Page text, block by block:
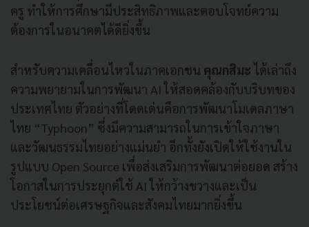
ครู ทำให้การศึกษามีประสิทธิภาพและตอบโจทย์ความ
ต้องการในอนาคตได้ดียิ่งขึ้น
สำหรับความเคลื่อนไหวในภาคเอกชน คุณกสิมะ ได้เล่าถึง
ความพยายามในการพัฒนา AI ให้สอดคล้องกับบริบทของ
ประเทศไทย ตัวอย่างที่โดดเด่นคือการพัฒนาโมเดลภาษา
ไทย “Typhoon” ซึ่งมีความสามารถในการเข้าใจภาษา
และวัฒนธรรมไทยอย่างแม่นยำ อีกทั้งยังเปิดให้ใช้งานใน
รูปแบบ Open Source เพื่อส่งเสริมการพัฒนาต่อยอด สร้าง
โอกาสในการประยุกต์ใช้ AI ให้กว้างขวางและเป็น
ประโยชน์ต่อเศรษฐกิจและสังคมไทยมากยิ่งขึ้น